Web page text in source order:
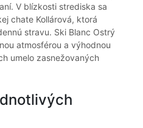
V blízkosti strediska sa
chate Kollárová, ktorá
stravu. Ski Blanc Ostrý
atmosférou a výhodnou
umelo zasnežovaných